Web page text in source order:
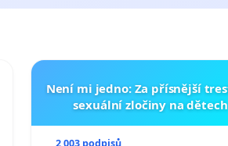
Není mi jedno: Za přísnější
sexuální zločiny na dětech